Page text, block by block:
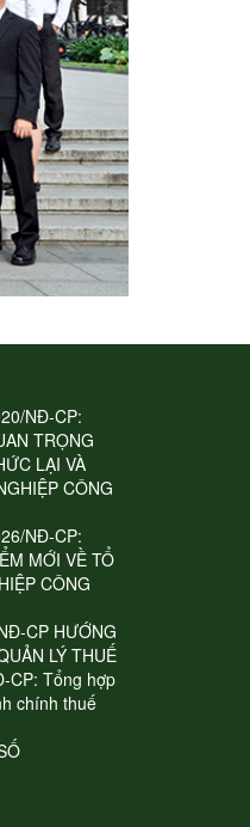
NĐ-CP:
TRỌNG
LẠI VÀ
CÔNG
NĐ-CP:
MỚI VỀ TỔ
CÔNG
CP HƯỚNG
LÝ THUẾ
CP: Tổng hợp
chính thuế